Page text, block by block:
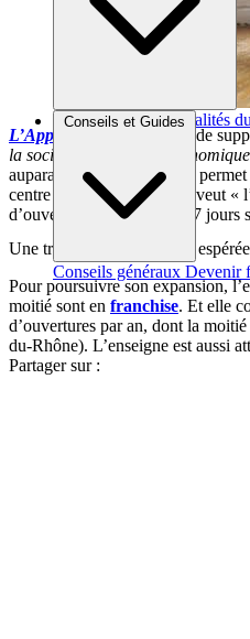
Brèves et actus Actualités
Conseils et Guides
Conseils généraux Devenir
L’Appart Fitness a décidé de
la société, des acteurs
auparavant). Cette carte lui
centre de son activité. Il se veut «
d’ouverture de 6 h à 23 h, 7 jours
Une trentaine d’ouvertures
Pour poursuivre son expansion,
moitié sont en franchise. Et elle
d’ouvertures par an, dont la
du-Rhône). L’enseigne est aussi
Partager sur :